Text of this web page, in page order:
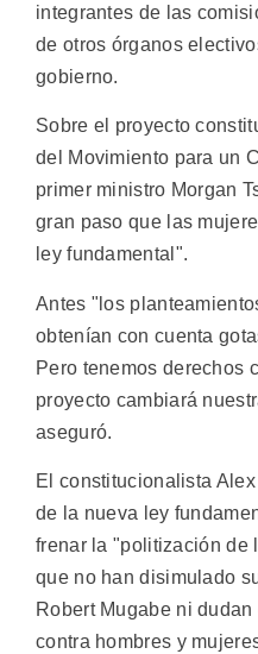
integrantes de las
de otros órganos
gobierno.
Sobre el proyecto
del Movimiento para un
primer ministro Morgan
gran paso que las
ley fundamental".
Antes "los
obtenían con cuenta
Pero tenemos derechos
proyecto cambiará
aseguró.
El constitucionalista
de la nueva ley
frenar la "politización de
que no han disimulado
Robert Mugabe ni
contra hombres y